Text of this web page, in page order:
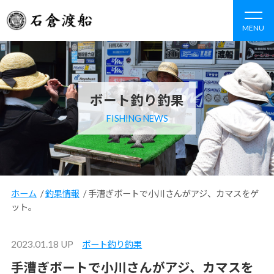
MENU
ボート釣り釣果
FISHING NEWS
ホーム /釣果情報 /手漕ぎボートで小川さんがアジ、カマスをゲ
ット。
2023.01.18 UP ボート釣り釣果
手漕ぎボートで小川さんがアジ、カマスを